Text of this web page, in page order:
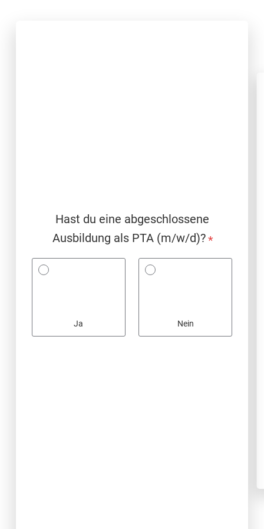
Hast du eine abgeschlossene
Ausbildung als PTA (m/w/d)?*
Ja Nein